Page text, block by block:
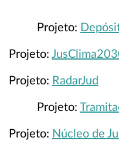
Projeto:
Projeto:
Projeto: RadarJud
Projeto:
Projeto: Núcleo de